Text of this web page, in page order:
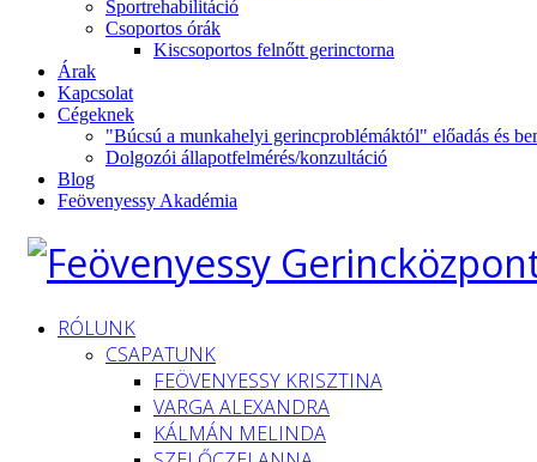
Sportrehabilitáció
Csoportos órák
Kiscsoportos felnőtt gerinctorna
Árak
Kapcsolat
Cégeknek
"Búcsú a munkahelyi gerincproblémáktól" előadás és
Dolgozói állapotfelmérés/konzultáció
Blog
Feövenyessy Akadémia
RÓLUNK
CSAPATUNK
FEÖVENYESSY KRISZTINA
VARGA ALEXANDRA
KÁLMÁN MELINDA